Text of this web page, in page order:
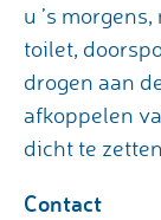
u ’s
toilet,
drogen aan
afkoppelen
dicht te
Contact